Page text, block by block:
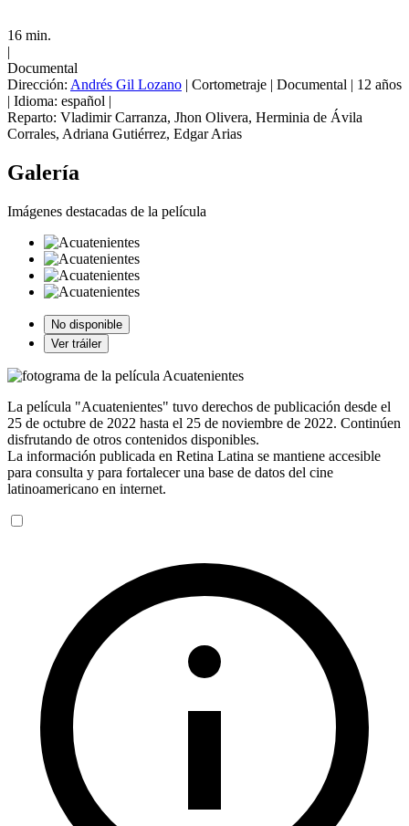
16 min.
|
Documental
Dirección: Andrés Gil Lozano | Cortometraje | Documental | 12 años
| Idioma: español |
Reparto: Vladimir Carranza, Jhon Olivera, Herminia de Ávila
Corrales, Adriana Gutiérrez, Edgar Arias
Galería
Imágenes destacadas de la película
No disponible
Ver tráiler
La película "Acuatenientes" tuvo derechos de publicación desde el
25 de octubre de 2022 hasta el 25 de noviembre de 2022. Continúen
disfrutando de otros contenidos disponibles.
La información publicada en Retina Latina se mantiene accesible
para consulta y para fortalecer una base de datos del cine
latinoamericano en internet.